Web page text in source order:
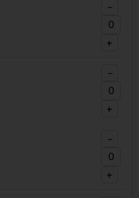
−
+
−
+
−
+